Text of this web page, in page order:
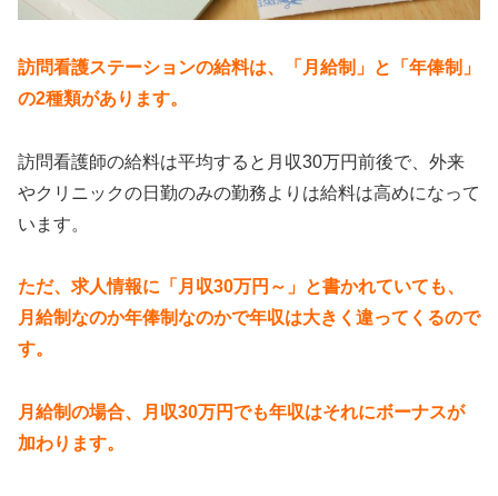
訪問看護ステーションの給料は、「月給制」と「年俸制」
の2種類があります。
訪問看護師の給料は平均すると月収30万円前後で、外来
やクリニックの日勤のみの勤務よりは給料は高めになって
います。
ただ、求人情報に「月収30万円～」と書かれていても、
月給制なのか年俸制なのかで年収は大きく違ってくるので
す。
月給制の場合、月収30万円でも年収はそれにボーナスが
加わります。